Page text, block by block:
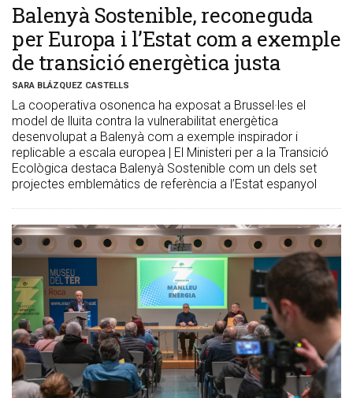
​Balenyà Sostenible, reconeguda
per Europa i l’Estat com a exemple
de transició energètica justa
SARA BLÁZQUEZ CASTELLS
La cooperativa osonenca ha exposat a Brussel·les el
model de lluita contra la vulnerabilitat energètica
desenvolupat a Balenyà com a exemple inspirador i
replicable a escala europea | El Ministeri per a la Transició
Ecològica destaca Balenyà Sostenible com un dels set
projectes emblemàtics de referència a l’Estat espanyol​